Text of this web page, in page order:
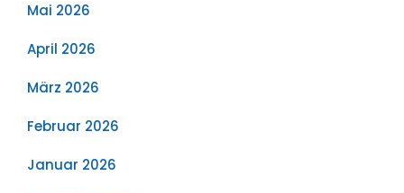
Mai 2026
April 2026
März 2026
Februar 2026
Januar 2026